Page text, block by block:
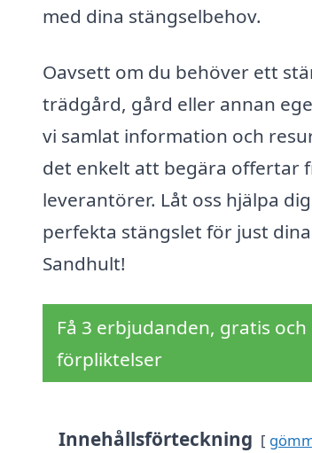
med dina stängselbehov.
Oavsett om du behöver ett
trädgård, gård eller annan
vi samlat information och
det enkelt att begära offertar
leverantörer. Låt oss hjälpa
perfekta stängslet för just
Sandhult!
Få 3 erbjudanden, gratis
förpliktelser
Innehållsförteckning